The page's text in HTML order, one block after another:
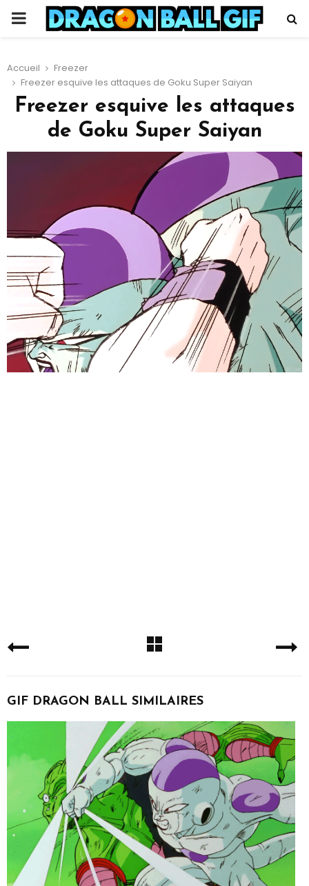
PRIMARY
Accueil
Freezer
Freezer esquive les attaques de Goku Super Saiyan
Freezer esquive les attaques
de Goku Super Saiyan
GIF DRAGON BALL SIMILAIRES